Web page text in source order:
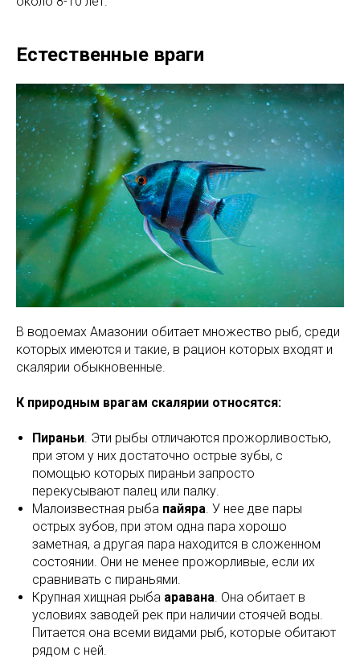
Естественные враги
В водоемах Амазонии обитает множество рыб, среди
которых имеются и такие, в рацион которых входят и
скалярии обыкновенные.
К природным врагам скалярии относятся:
Пираньи . Эти рыбы отличаются прожорливостью,
при этом у них достаточно острые зубы, с
помощью которых пираньи запросто
перекусывают палец или палку.
Малоизвестная рыба пайяра . У нее две пары
острых зубов, при этом одна пара хорошо
заметная, а другая пара находится в сложенном
состоянии. Они не менее прожорливые, если их
сравнивать с пираньями.
Крупная хищная рыба аравана . Она обитает в
условиях заводей рек при наличии стоячей воды.
Питается она всеми видами рыб, которые обитают
рядом с ней.